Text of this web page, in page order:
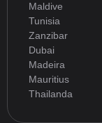
Maldive
Tunisia
Zanzibar
Dubai
Madeira
Mauritius
Thailanda